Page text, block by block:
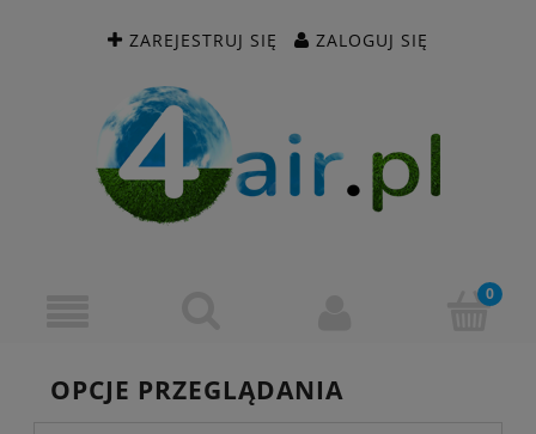
ZAREJESTRUJ SIĘ ZALOGUJ SIĘ
OPCJE PRZEGLĄDANIA